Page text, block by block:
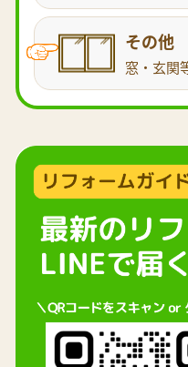
その他
窓・玄関